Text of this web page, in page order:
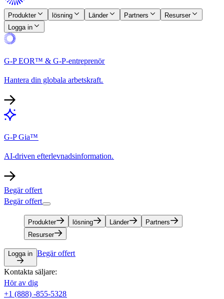
Produkter​​ lösning​​ Länder​​ Partners​​
Resurser​​
Logga in​​
G-P EOR™ & G-P-entreprenör​​
Hantera din globala arbetskraft.​​
G-P Gia™​​
AI-driven efterlevnadsinformation.​​
Begär offert​​
Begär offert​​
Produkter​​ lösning​​ Länder​​
Partners​​
Resurser​​
Logga in​​ Begär offert​​
Kontakta säljare:​​
Hör av dig​​
+1 (888) -855-5328​​